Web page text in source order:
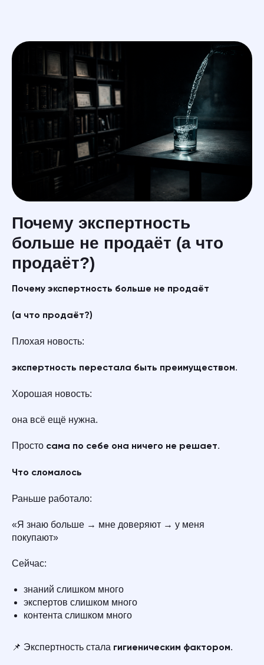
Почему экспертность
больше не продаёт (а что
продаёт?)
Почему экспертность больше не продаёт
(а что продаёт?)
Плохая новость:
экспертность перестала быть преимуществом.
Хорошая новость:
она всё ещё нужна.
Просто сама по себе она ничего не решает.
Что сломалось
Раньше работало:
«Я знаю больше → мне доверяют → у меня
покупают»
Сейчас:
знаний слишком много
экспертов слишком много
контента слишком много
📌 Экспертность стала гигиеническим фактором.